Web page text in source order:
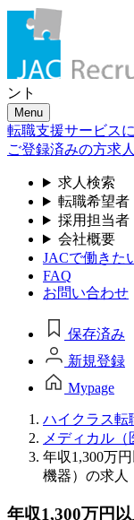
ント
Menu
転職支援サービス
ご登録済みの方求
求人検索
転職希望者
採用担当者
会社概要
JACで働きた
FAQ
お問い合わせ
保存済み
新規登録
Mypage
ハイクラス転
メディカル（
年収1,300万
機器）の求人
年収1,300万円